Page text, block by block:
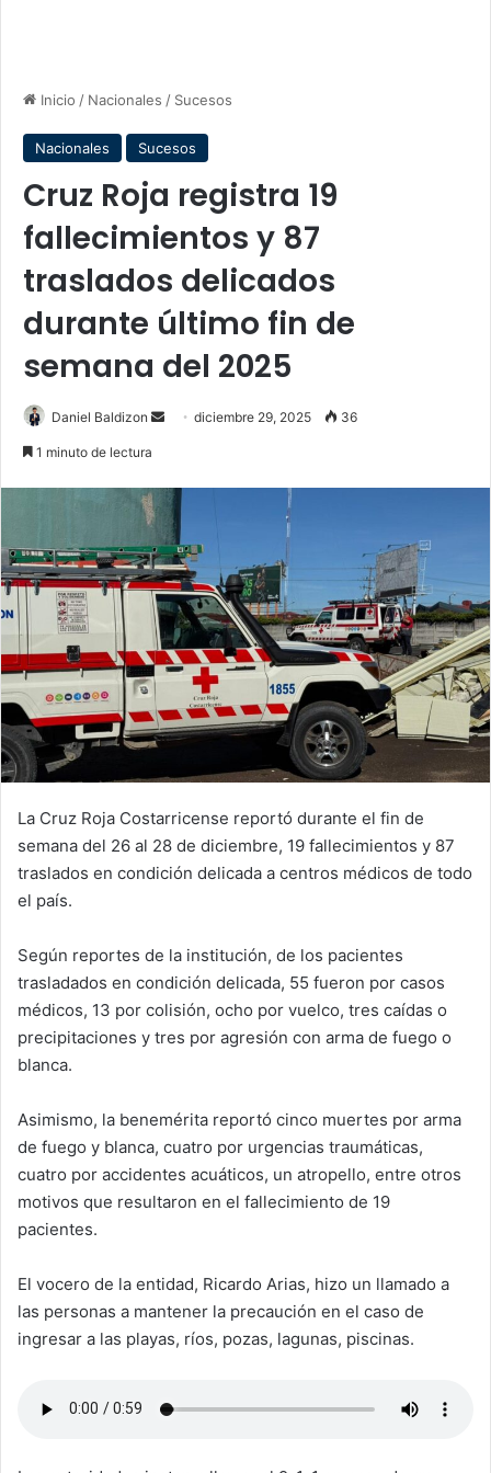
Inicio / Nacionales / Sucesos
Nacionales Sucesos
Cruz Roja registra 19
fallecimientos y 87
traslados delicados
durante último fin de
semana del 2025
Daniel Baldizon
Senddiciembre 29, 2025 36
1 minuto de lectura
La Cruz Roja Costarricense reportó durante el fin de
semana del 26 al 28 de diciembre, 19 fallecimientos y 87
traslados en condición delicada a centros médicos de todo
el país.
Según reportes de la institución, de los pacientes
trasladados en condición delicada, 55 fueron por casos
médicos, 13 por colisión, ocho por vuelco, tres caídas o
precipitaciones y tres por agresión con arma de fuego o
blanca.
Asimismo, la benemérita reportó cinco muertes por arma
de fuego y blanca, cuatro por urgencias traumáticas,
cuatro por accidentes acuáticos, un atropello, entre otros
motivos que resultaron en el fallecimiento de 19
pacientes.
El vocero de la entidad, Ricardo Arias, hizo un llamado a
las personas a mantener la precaución en el caso de
ingresar a las playas, ríos, pozas, lagunas, piscinas.